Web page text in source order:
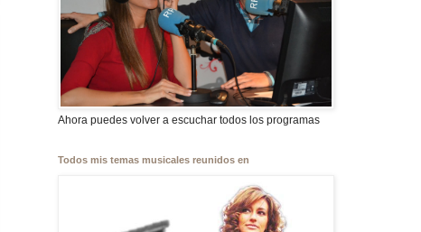
Ahora puedes volver a escuchar todos los programas
Todos mis temas musicales reunidos en